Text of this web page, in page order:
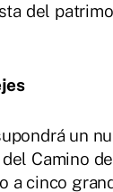
del
un
Camino
a cinco